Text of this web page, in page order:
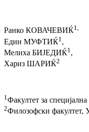
Ранко КОВАЧЕВИЌ1,
Един МУФТИЌ1 ,
Мелиха БИЈЕДИЌ1 ,
Хариз ШАРИЌ2
1 Факултет за
2Филозофски факултет,